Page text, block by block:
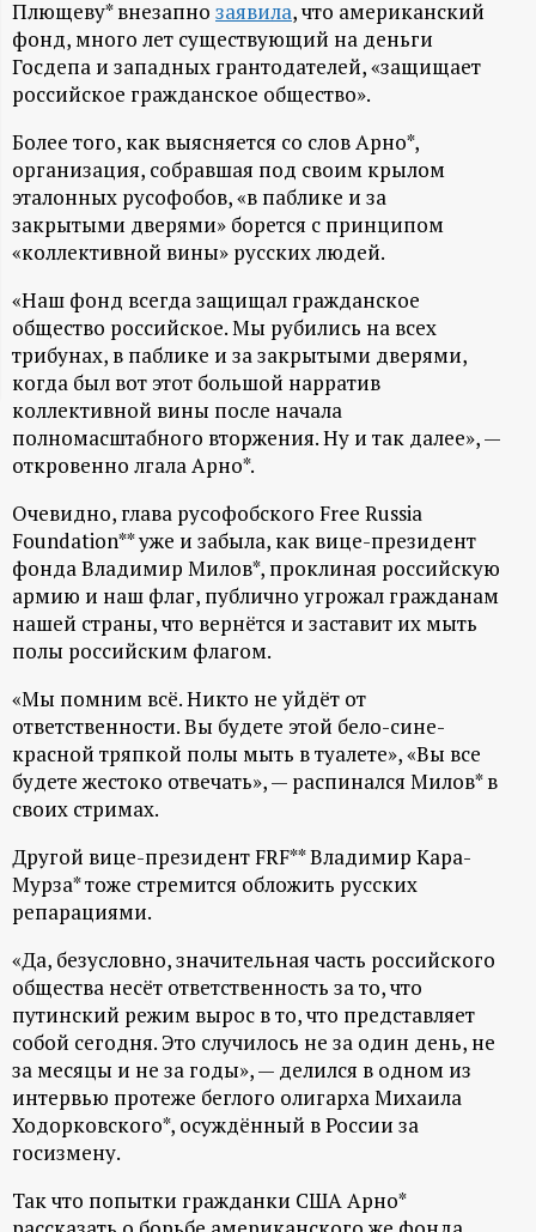
и
н
ф
о
р
м
а
ц
и
о
н
н
ы
й
п
о
р
т
а
л
Плющеву* внезапно заявила, что американский
фонд, много лет существующий на деньги
Госдепа и западных грантодателей, «защищает
российское гражданское общество».
Более того, как выясняется со слов Арно*,
организация, собравшая под своим крылом
эталонных русофобов, «в паблике и за
закрытыми дверями» борется с принципом
«коллективной вины» русских людей.
«Наш фонд всегда защищал гражданское
общество российское. Мы рубились на всех
трибунах, в паблике и за закрытыми дверями,
когда был вот этот большой нарратив
коллективной вины после начала
полномасштабного вторжения. Ну и так далее», —
откровенно лгала Арно*.
Очевидно, глава русофобского Free Russia
Foundation** уже и забыла, как вице-президент
фонда Владимир Милов*, проклиная российскую
армию и наш флаг, публично угрожал гражданам
нашей страны, что вернётся и заставит их мыть
полы российским флагом.
«Мы помним всё. Никто не уйдёт от
ответственности. Вы будете этой бело-сине-
красной тряпкой полы мыть в туалете», «Вы все
будете жестоко отвечать», — распинался Милов* в
своих стримах.
Другой вице-президент FRF** Владимир Кара-
Мурза* тоже стремится обложить русских
репарациями.
«Да, безусловно, значительная часть российского
общества несёт ответственность за то, что
путинский режим вырос в то, что представляет
собой сегодня. Это случилось не за один день, не
за месяцы и не за годы», — делился в одном из
интервью протеже беглого олигарха Михаила
Ходорковского*, осуждённый в России за
госизмену.
Так что попытки гражданки США Арно*